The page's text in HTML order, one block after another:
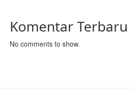
Komentar Terbaru
No comments to show.